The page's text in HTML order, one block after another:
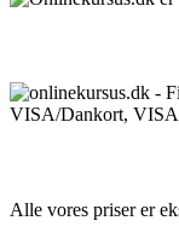
Alle vores priser er